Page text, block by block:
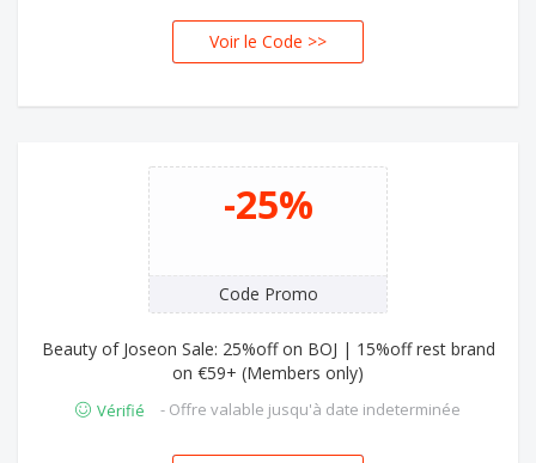
Y24
Voir le Code >>
-25%
Code Promo
Beauty of Joseon Sale: 25%off on BOJ | 15%off rest brand
on €59+ (Members only)
Vérifié - Offre valable jusqu'à date indeterminée